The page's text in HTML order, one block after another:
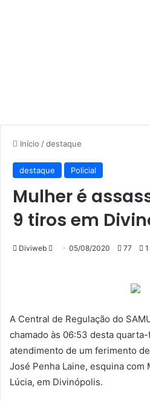
Início /destaque
destaque Policial
Mulher é
9 tiros em
Diviweb
Mande05/08/2020 77
A Central de Regulação do
chamado às 06:53 desta
atendimento de um ferimento
José Penha Laine, esquina com
Lúcia, em Divinópolis.